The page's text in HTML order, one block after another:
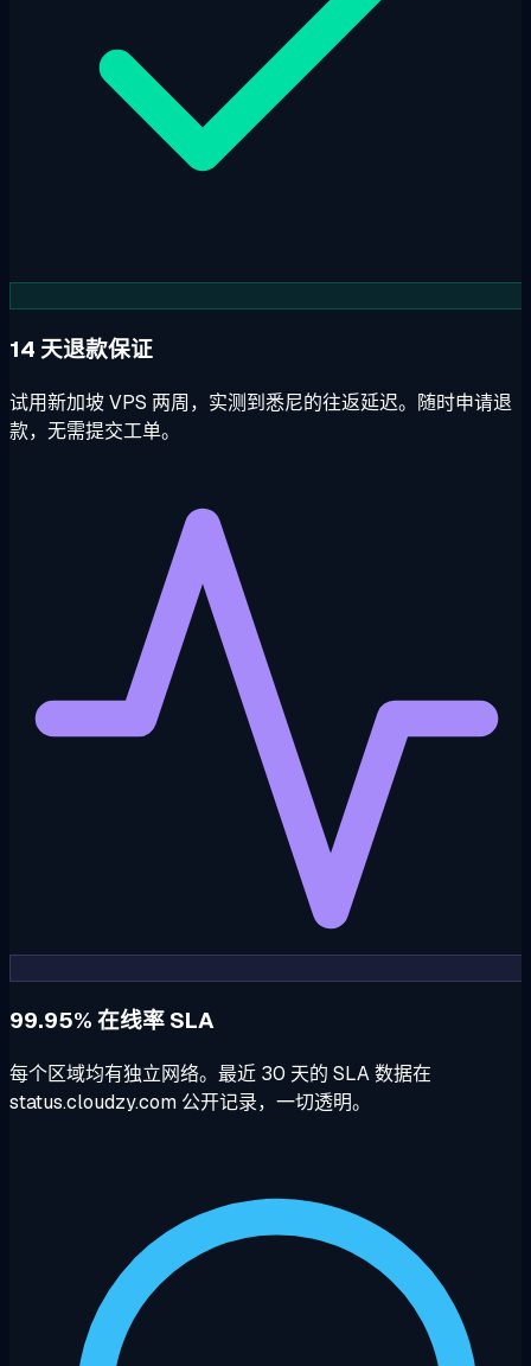
14 天退款保证
试用新加坡 VPS 两周，实测到悉尼的往返延迟。随时申请退
款，无需提交工单。
99.95% 在线率 SLA
每个区域均有独立网络。最近 30 天的 SLA 数据在
status.cloudzy.com 公开记录，一切透明。